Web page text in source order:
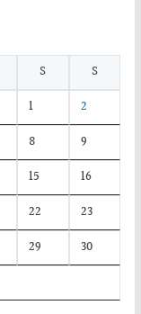
S
S
1
2
8
9
15
16
22
23
29
30